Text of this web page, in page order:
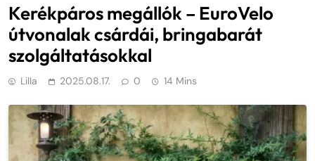
Kerékpáros megállók – EuroVelo
útvonalak csárdái, bringabarát
szolgáltatásokkal
Lilla 2025.08.17. 0 14 Mins